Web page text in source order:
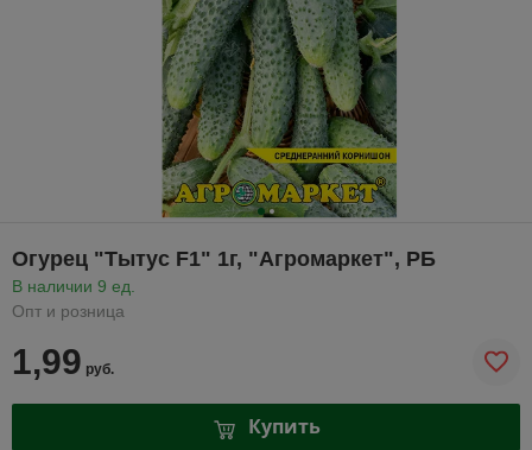
Огурец "Тытус F1" 1г, "Агромаркет", РБ
В наличии 9 ед.
Опт и розница
1,99 руб.
Купить